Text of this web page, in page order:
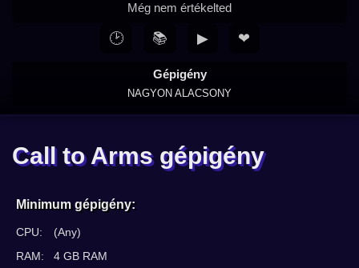
Gépigény
NAGYON ALACSONY
Még nem értékelted
🕑 📚 ▶ ❤
Call to Arms gépigény
Minimum gépigény:
CPU:
(Any)
RAM:
4 GB RAM